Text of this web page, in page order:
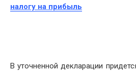
налогу на прибыль
В уточненной декларации